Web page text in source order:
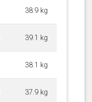
38.9 kg
39.1 kg
38.1 kg
37.9 kg